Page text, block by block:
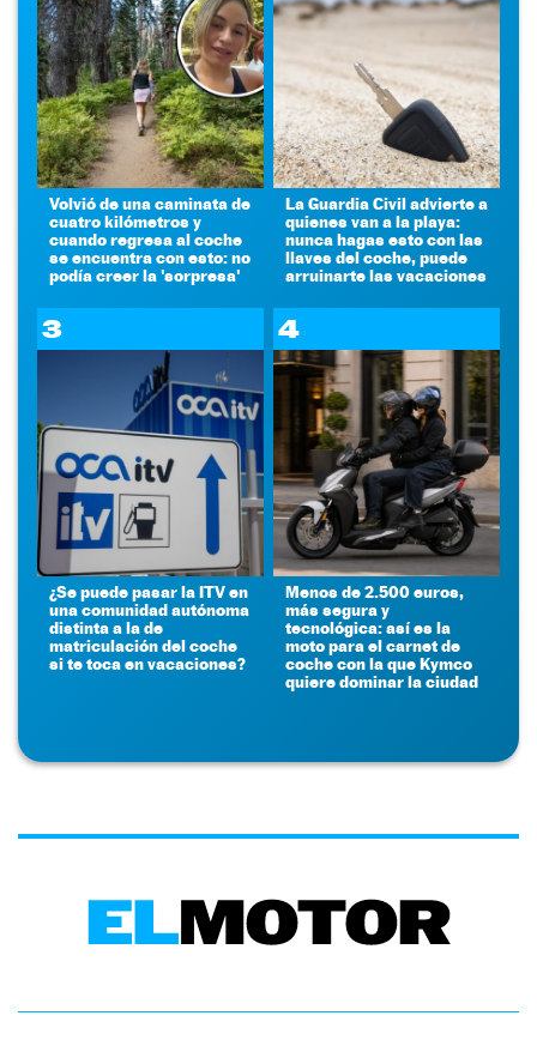
Volvió de una caminata de
cuatro kilómetros y
cuando regresa al coche
se encuentra con esto: no
podía creer la 'sorpresa'
La Guardia Civil advierte a
quienes van a la playa:
nunca hagas esto con las
llaves del coche, puede
arruinarte las vacaciones
3
¿Se puede pasar la ITV en
una comunidad autónoma
distinta a la de
matriculación del coche
si te toca en vacaciones?
4
Menos de 2.500 euros,
más segura y
tecnológica: así es la
moto para el carnet de
coche con la que Kymco
quiere dominar la ciudad